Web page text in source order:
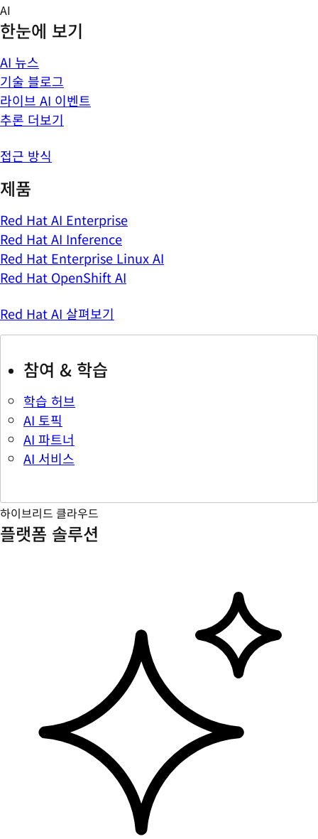
Skip
to
content
AI
한눈에 보기
AI 뉴스
기술 블로그
라이브 AI 이벤트
추론 더보기
접근 방식
제품
Red Hat AI Enterprise
Red Hat AI Inference
Red Hat Enterprise Linux AI
Red Hat OpenShift AI
Red Hat AI 살펴보기
참여 & 학습
학습 허브
AI 토픽
AI 파트너
AI 서비스
하이브리드 클라우드
플랫폼 솔루션